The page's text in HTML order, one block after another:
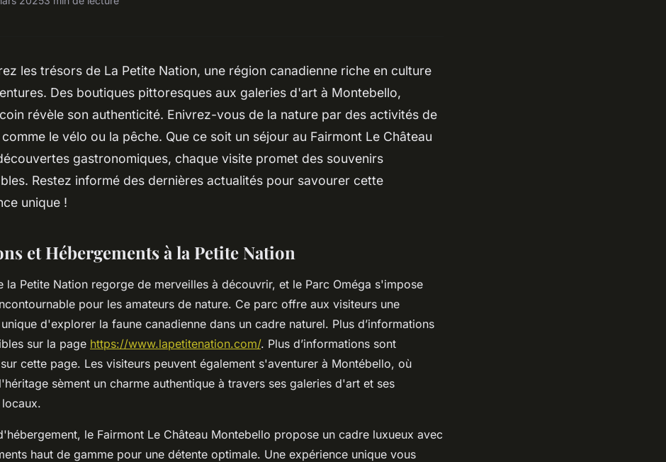
les trésors de La Petite Nation, une région canadienne riche en culture
Des boutiques pittoresques aux galeries d'art à Montebello,
révèle son authenticité. Enivrez-vous de la nature par des activités de
le vélo ou la pêche. Que ce soit un séjour au Fairmont Le Château
gastronomiques, chaque visite promet des souvenirs
Restez informé des dernières actualités pour savourer cette
unique !
et Hébergements à la Petite Nation
la Petite Nation regorge de merveilles à découvrir, et le Parc Oméga s'impose
pour les amateurs de nature. Ce parc offre aux visiteurs une
d'explorer la faune canadienne dans un cadre naturel. Plus d’informations
sur la page https://www.lapetitenation.com/. Plus d’informations sont
cette page. Les visiteurs peuvent également s'aventurer à Montébello, où
sèment un charme authentique à travers ses galeries d'art et ses
le Fairmont Le Château Montebello propose un cadre luxueux avec
haut de gamme pour une détente optimale. Une expérience unique vous